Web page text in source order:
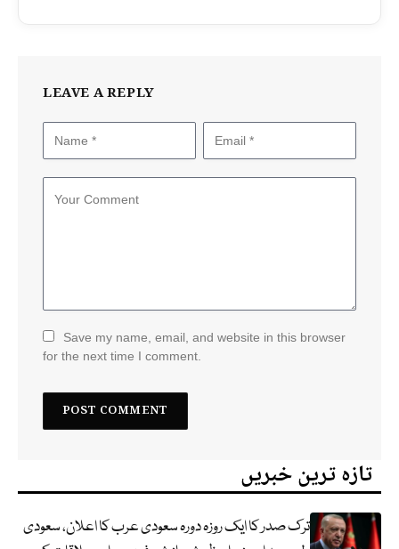
LEAVE A REPLY
Save my name, email, and website in this browser
for the next time I comment.
تازہ ترین خبریں
ترک صدر کا ایک روزہ دورہ سعودی عرب کا اعلان، سعودی